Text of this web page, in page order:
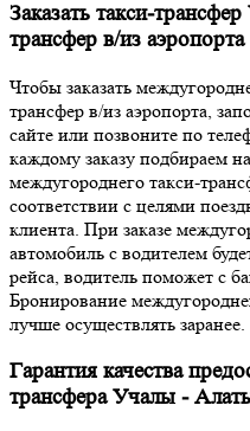
Заказать такси-
трансфер в/из аэропорта
Чтобы заказать
трансфер в/из аэропорта,
сайте или позвоните по
каждому заказу подбираем
междугороднего такси-
соответствии с целями
клиента. При заказе
автомобиль с водителем
рейса, водитель поможет с
Бронирование
лучше осуществлять заранее.
Гарантия качества
трансфера Учалы -